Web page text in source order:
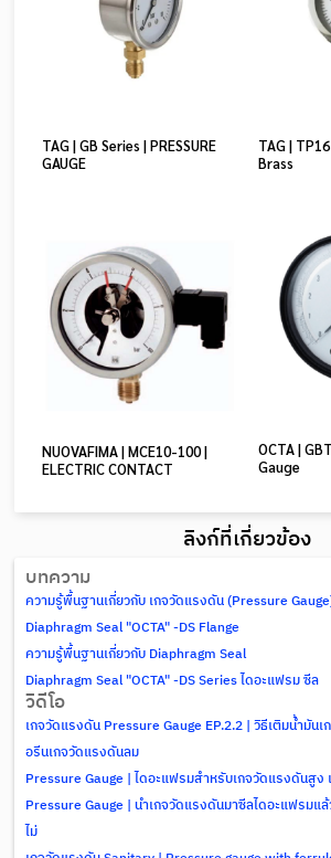
TAG | GB Series | PRESSURE
GAUGE
TAG |
Brass
NUOVAFIMA | MCE10-100 |
ELECTRIC CONTACT
OCTA |
Gauge
ลิงก์ที่เกี่ยวข้อง
บทความ
ความรู้พื้นฐานเกี่ยวกับ เกจวัดแรงดัน (Pressure
Diaphragm Seal "OCTA" -DS Flange
ความรู้พื้นฐานเกี่ยวกับ Diaphragm Seal
Diaphragm Seal "OCTA" -DS Series ไดอะแฟรม ซีล
วิดีโอ
เกจวัดแรงดัน Pressure Gauge EP.2.2 | วิธีเติมน้ำมัน
อรีนเกจวัดแรงดันลม
Pressure Gauge | ไดอะแฟรมสำหรับเกจวัดแรงดันสูง
Pressure Gauge | นำเกจวัดแรงดันมาซีลไดอะแฟรมแ
ไม่